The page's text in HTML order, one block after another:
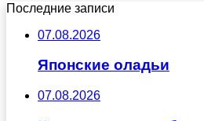
Последние записи
07.08.2026
Японские оладьи
07.08.2026